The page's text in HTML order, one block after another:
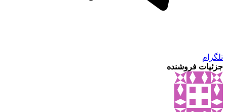
تلگرام
جزئیات فروشنده